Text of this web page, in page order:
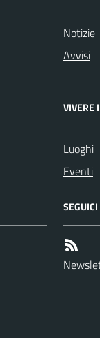
Notizie
Avvisi
VIVERE
Luoghi
Eventi